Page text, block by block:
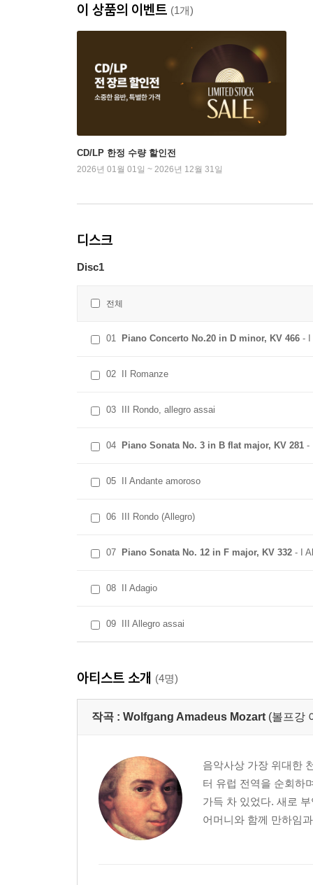
이 상품의 이벤트 (1개)
CD/LP 한정 수량 할인전
2026년 01월 01일 ~ 2026년 12월 31일
디스크
Disc1
전체
01 Piano Concerto No.20 in D minor, KV 466 - I
02 II Romanze
03 III Rondo, allegro assai
04 Piano Sonata No. 3 in B flat major, KV 281 -
05 II Andante amoroso
06 III Rondo (Allegro)
07 Piano Sonata No. 12 in F major, KV 332 - I
08 II Adagio
09 III Allegro assai
아티스트 소개 (4명)
작곡 : Wolfgang Amadeus Mozart (볼프강
음악사상 가장 위대한
터 유럽 전역을 순회하
가득 차 있었다. 새로
어머니와 함께 만하임